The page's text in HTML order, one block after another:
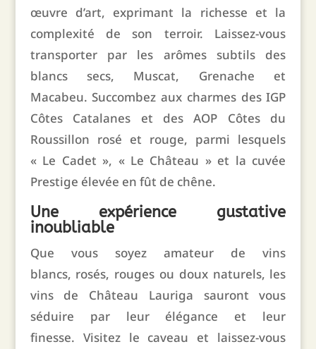
œuvre d’art, exprimant la richesse et la
complexité de son terroir. Laissez-vous
transporter par les arômes subtils des
blancs secs, Muscat, Grenache et
Macabeu. Succombez aux charmes des IGP
Côtes Catalanes et des AOP Côtes du
Roussillon rosé et rouge, parmi lesquels
« Le Cadet », « Le Château » et la cuvée
Prestige élevée en fût de chêne.
Une expérience gustative
inoubliable
Que vous soyez amateur de vins
blancs, rosés, rouges ou doux naturels, les
vins de Château Lauriga sauront vous
séduire par leur élégance et leur
finesse. Visitez le caveau et laissez-vous